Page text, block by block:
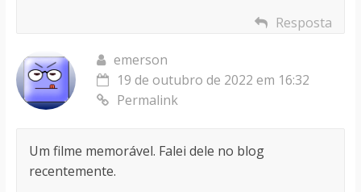
Resposta
emerson
19 de outubro de 2022 em 16:32
Permalink
Um filme memorável. Falei dele no blog
recentemente.